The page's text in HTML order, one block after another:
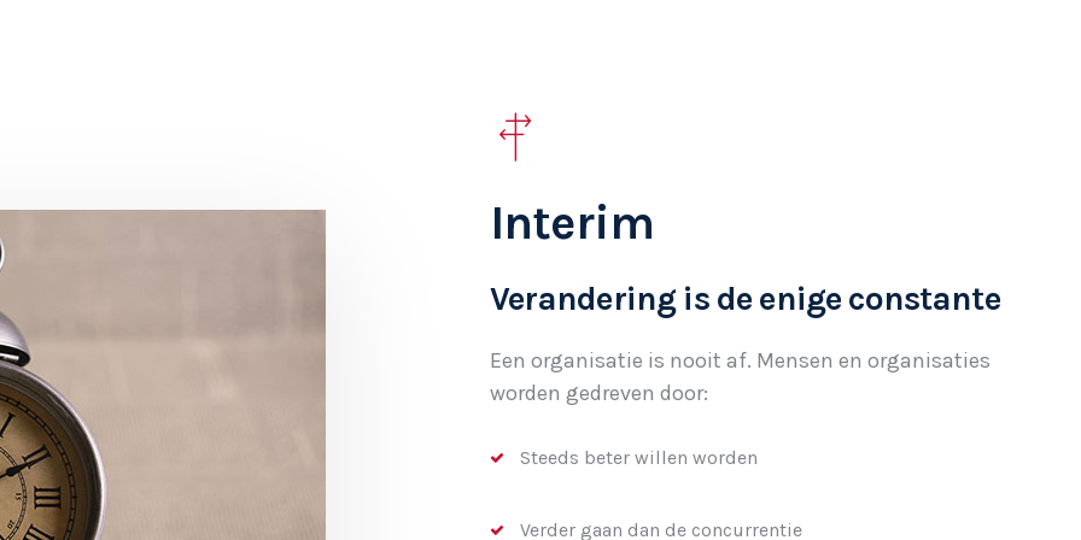
Interim
Verandering is de enige constante
Een organisatie is nooit af. Mensen en organisaties
worden gedreven door:
Steeds beter willen worden
Verder gaan dan de concurrentie